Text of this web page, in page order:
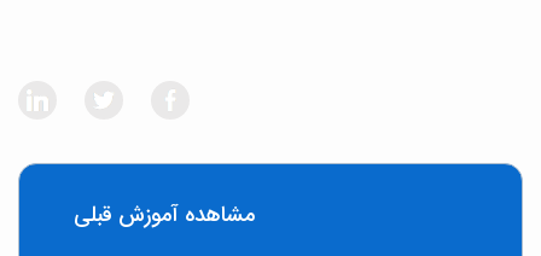
مشاهده آموزش قبلی